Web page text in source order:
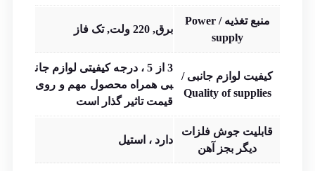
منبع تغذیه / Power
supply
برق, 220 ولت, تک فاز
کیفیت لوازم جانبی /
Quality of supplies
3 از 5 ، درجه کیفیتی لوازم جان
بی همراه محصول مهم و روی
قیمت تاثیر گذار است
قابلیت جوش فلزات
دیگر بجز آهن
دارد ، استیل